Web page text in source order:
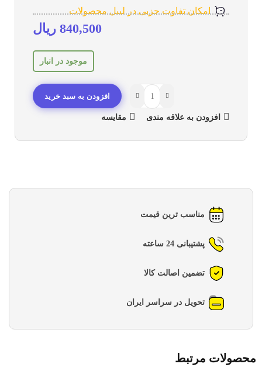
امکان تفاوت جزیی در لیبل محصولات
840,500 ریال
موجود در انبار
افزودن به سبد خرید
افزودن به علاقه مندی مقایسه
مناسب ترین قیمت
پشتیبانی 24 ساعته
تضمین اصالت کالا
تحویل در سراسر ایران
محصولات مرتبط